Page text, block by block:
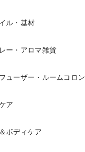
ル・基材
ー・アロマ雑貨
ューザー・ルームコロン
ア
ボディケア